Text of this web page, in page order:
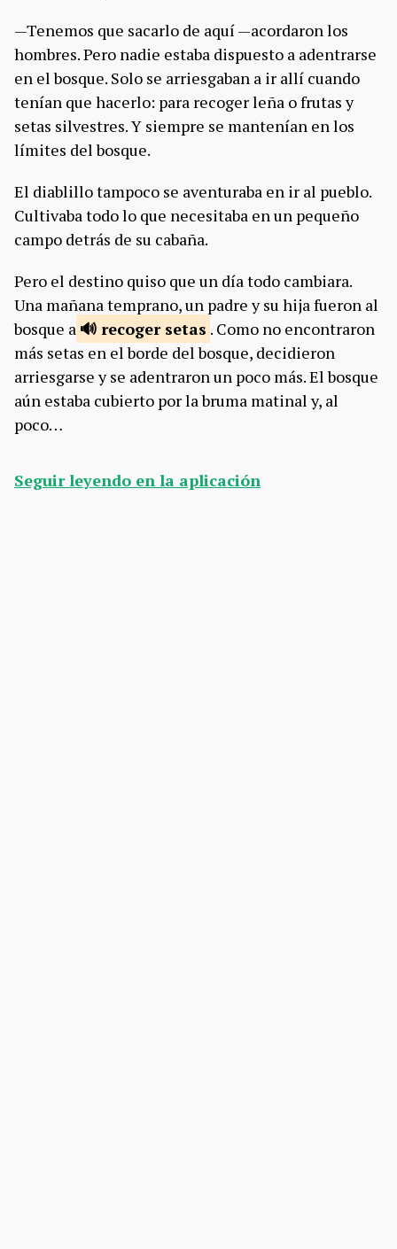
—Tenemos que sacarlo de aquí —acordaron los
hombres. Pero nadie estaba dispuesto a adentrarse
en el bosque. Solo se arriesgaban a ir allí cuando
tenían que hacerlo: para recoger leña o frutas y
setas silvestres. Y siempre se mantenían en los
límites del bosque.
El diablillo tampoco se aventuraba en ir al pueblo.
Cultivaba todo lo que necesitaba en un pequeño
campo detrás de su cabaña.
Pero el destino quiso que un día todo cambiara.
Una mañana temprano, un padre y su hija fueron al
bosque a
recoger setas . Como no encontraron
más setas en el borde del bosque, decidieron
arriesgarse y se adentraron un poco más. El bosque
aún estaba cubierto por la bruma matinal y, al
poco…
Seguir leyendo en la aplicación